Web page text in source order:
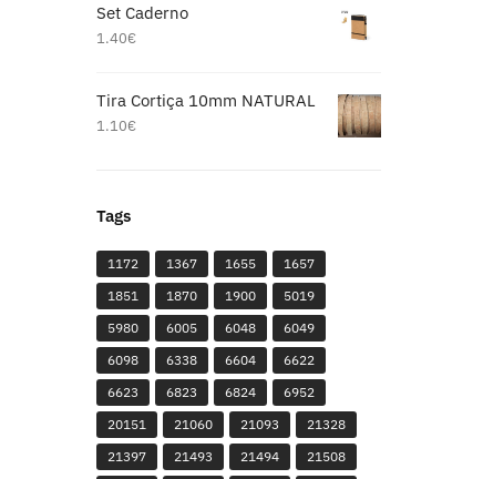
Set Caderno
1.40€
Tira Cortiça 10mm NATURAL
1.10€
Tags
1172 1367 1655
1657
1851
1870 1900
5019
5980
6005 6048
6049
6098
6338 6604
6622
6623
6823 6824
6952
20151
21060 21093
21328
21397
21493 21494
21508